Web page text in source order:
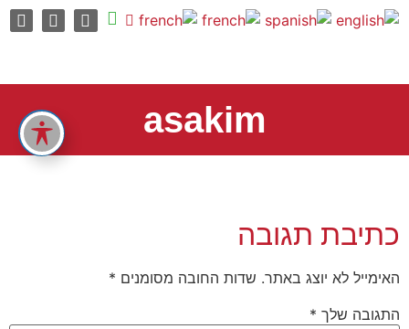
asakim
כתיבת תגובה
האימייל לא יוצג באתר. שדות החובה מסומנים *
התגובה שלך *